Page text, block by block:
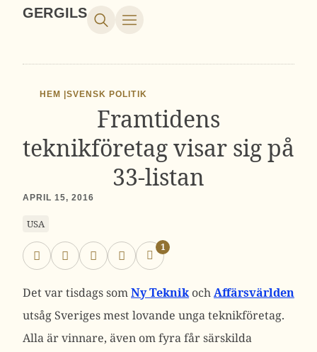
GERGILS
HEM |SVENSK POLITIK
Framtidens
teknikföretag visar sig på
33-listan
APRIL 15, 2016
USA
1
Det var tisdags somNy TeknikochAffärsvärlden
utsåg Sveriges mest lovande unga teknikföretag.
Alla är vinnare, även om fyra får särskilda